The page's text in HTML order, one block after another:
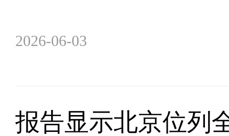
2026-06-03
报告显示北京位列